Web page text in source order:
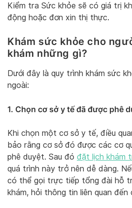
Kiểm tra Sức khỏe sẽ có giá trị
động hoặc đơn xin thị thực.
Khám sức khỏe cho
khám những gì?
Dưới đây là quy trình khám sức
ngoài:
1. Chọn cơ sở y tế đã được phê
Khi chọn một cơ sở y tế, điều
bảo rằng cơ sở đó được các cơ
phê duyệt. Sau đó đặt lịch khám
quá trình này trở nên dễ dàng.
có thể gọi trực tiếp tổng đài hỗ
khám, hỏi thông tin liên quan